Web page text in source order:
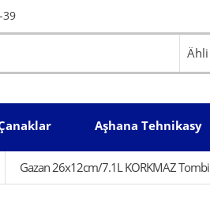
39
Aşhana Tehnikasy
Gazan 26x12cm/7.1L KORKMAZ